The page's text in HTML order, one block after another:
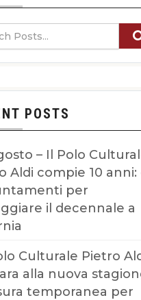
POSTS
– Il Polo
Aldi compie 10 anni:
per
il decennale a
Culturale Pietro
alla nuova
temporanea per